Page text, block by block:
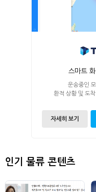
스마트
운송중인
환적 상황 및 도
자세히 보기
인기 물류 콘텐츠
LinGo